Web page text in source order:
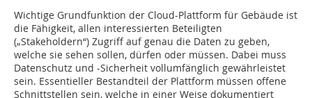
Wichtige Grundfunktion der Cloud-Plattform für Gebäude ist
die Fähigkeit, allen interessierten Beteiligten
(„Stakeholdern“) Zugriff auf genau die Daten zu geben,
welche sie sehen sollen, dürfen oder müssen. Dabei muss
Datenschutz und -Sicherheit vollumfänglich gewährleistet
sein. Essentieller Bestandteil der Plattform müssen offene
Schnittstellen sein, welche in einer Weise dokumentiert